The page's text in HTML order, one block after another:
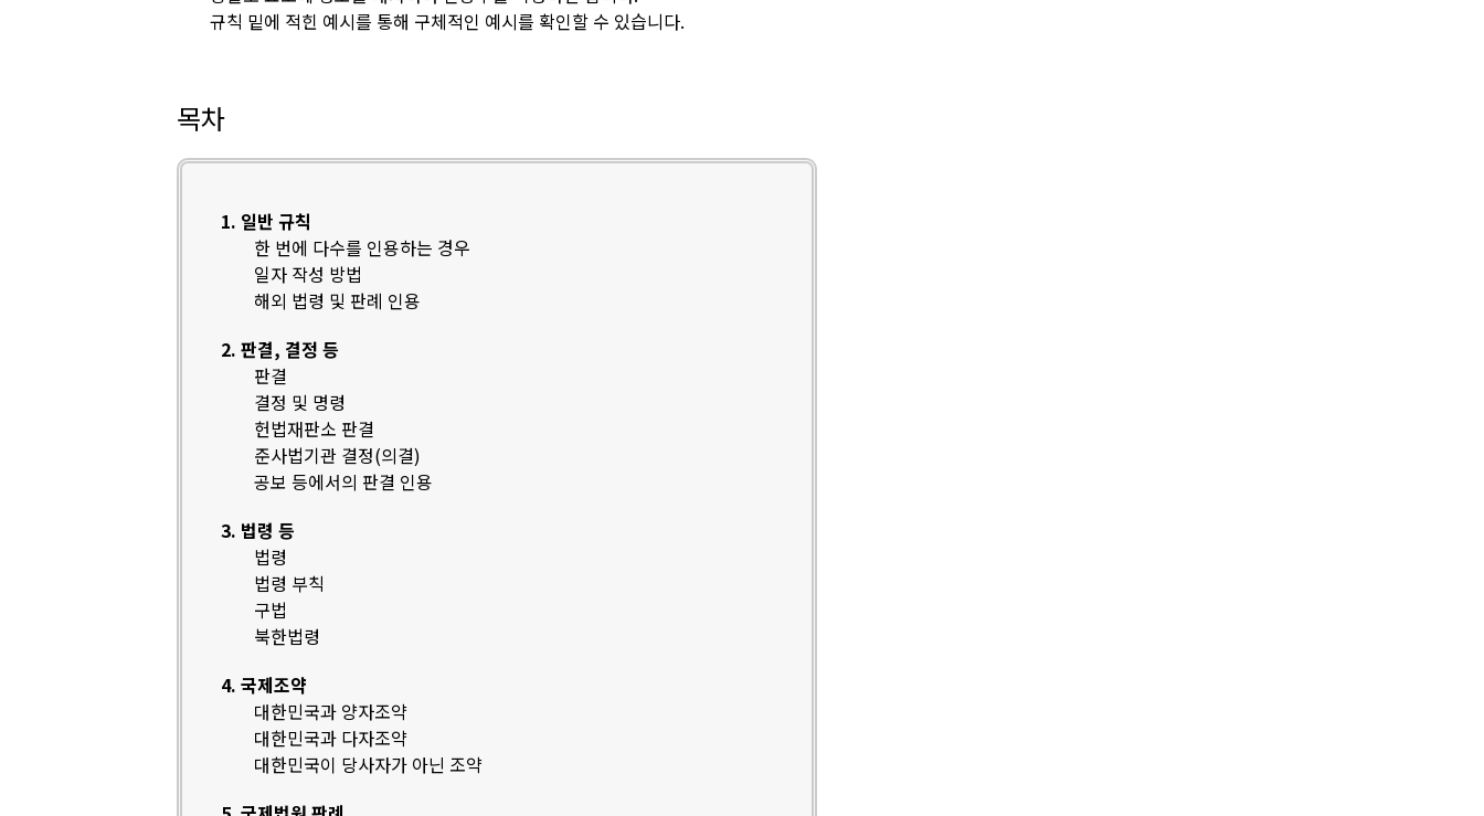
규칙 밑에 적힌 예시를 통해 구체적인 예시를 확인할 수 있습니다.
목차
1. 일반 규칙
한 번에 다수를 인용하는 경우
일자 작성 방법
해외 법령 및 판례 인용
2. 판결, 결정 등
판결
결정 및 명령
헌법재판소 판결
준사법기관 결정(의결)
공보 등에서의 판결 인용
3. 법령 등
법령
법령 부칙
구법
북한법령
4. 국제조약
대한민국과 양자조약
대한민국과 다자조약
대한민국이 당사자가 아닌 조약